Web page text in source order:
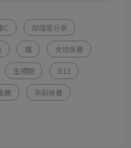
C 部落客分享
鐵 女性保養
生裡期 B12
薦 孕前保養